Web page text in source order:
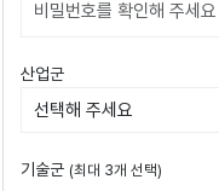
비밀번호확인
산업군
기술군 (최대 3개 선택)